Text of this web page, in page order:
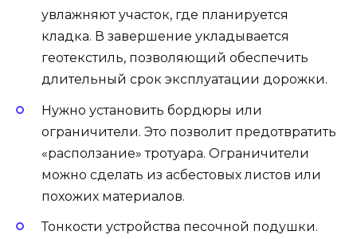
увлажняют участок, где планируется
кладка. В завершение укладывается
геотекстиль, позволяющий обеспечить
длительный срок эксплуатации дорожки.
Нужно установить бордюры или
ограничители. Это позволит предотвратить
«расползание» тротуара. Ограничители
можно сделать из асбестовых листов или
похожих материалов.
Тонкости устройства песочной подушки.